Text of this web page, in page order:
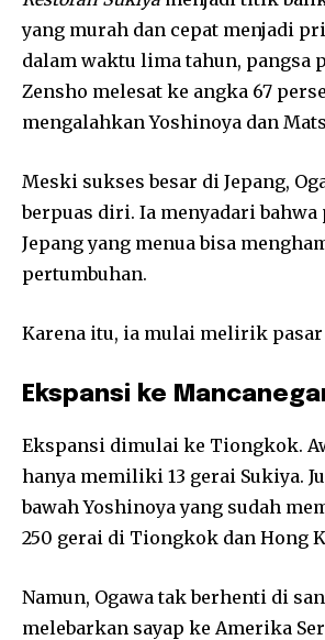
yang murah dan cepat menjadi
dalam waktu lima tahun, pangsa
Zensho melesat ke angka 67
mengalahkan Yoshinoya dan
Meski sukses besar di Jepang,
berpuas diri. Ia menyadari
Jepang yang menua bisa
pertumbuhan.
Karena itu, ia mulai melirik
Ekspansi ke
Ekspansi dimulai ke Tiongkok.
hanya memiliki 13 gerai Sukiya.
bawah Yoshinoya yang sudah
250 gerai di Tiongkok dan Hong
Namun, Ogawa tak berhenti di
melebarkan sayap ke Amerika